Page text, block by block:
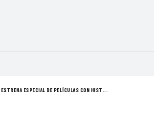
ESPECIAL DE PELÍCULAS CON HIST...